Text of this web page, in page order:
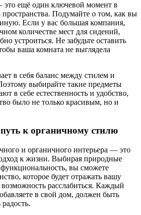
это ещё один ключевой момент в
Подумайте о том, как вы
Если у вас большая компания,
количестве мест для сидений,
устроиться. Не забудьте оставить
ваша комната не выглядела
в себя баланс между стилем и
выбирайте такие предметы
в себе естественность и удобство,
было не только красивым, но и
к органичному стилю
и органичного интерьера — это
к жизни. Выбирая природные
вы сможете
которое будет отражать вашу
расслабиться. Каждый
в свой дом, должен быть